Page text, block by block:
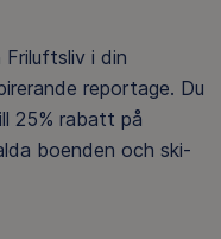
Friluftsliv i din
reportage. Du
25% rabatt på
boenden och ski-